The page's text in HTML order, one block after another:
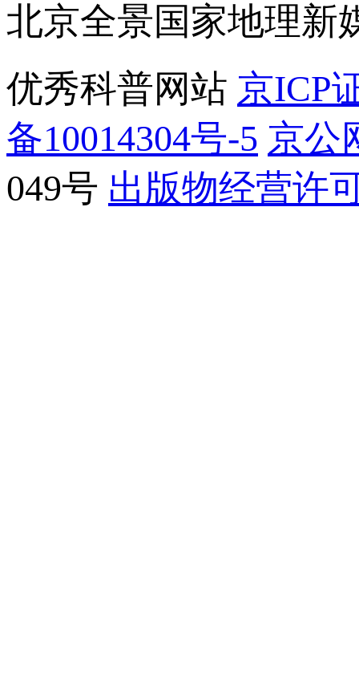
北京全景国家地理新
优秀科普网站 京ICP
备10014304号-5 京公
049号 出版物经营许